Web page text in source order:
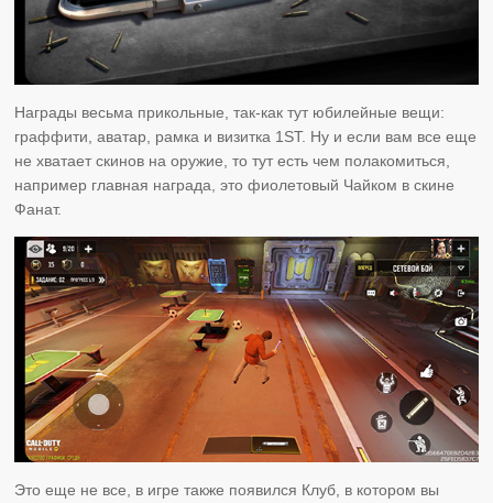
Награды весьма прикольные, так-как тут юбилейные вещи:
граффити, аватар, рамка и визитка 1ST. Ну и если вам все еще
не хватает скинов на оружие, то тут есть чем полакомиться,
например главная награда, это фиолетовый Чайком в скине
Фанат.
Это еще не все, в игре также появился Клуб, в котором вы